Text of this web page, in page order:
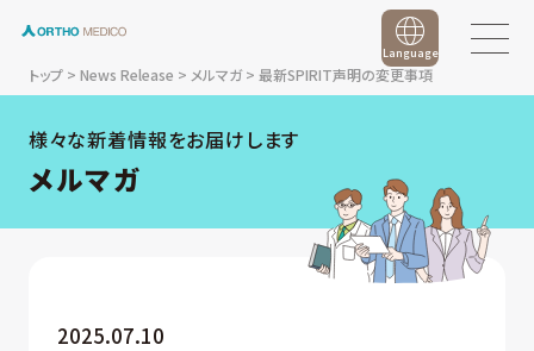
トップ> News Release > メルマガ> 最新SPIRIT声明の変更事項
Language
様々な新着情報をお届けします
メルマガ
2025.07.10